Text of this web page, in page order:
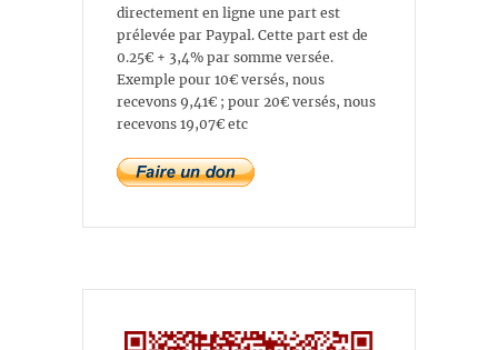
directement en ligne une part est
prélevée par Paypal. Cette part est de
0.25€ + 3,4% par somme versée.
Exemple pour 10€ versés, nous
recevons 9,41€ ; pour 20€ versés, nous
recevons 19,07€ etc